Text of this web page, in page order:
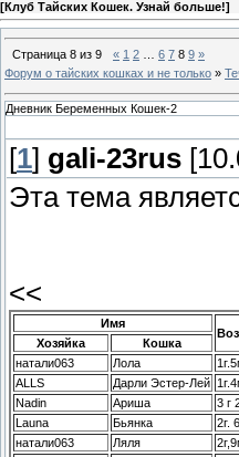
[Клуб Тайских Кошек. Узнай больше!]
Страница 8 из 9 « 1 2 6 7 8 9 »
Форум о тайских кошках и не только »
Дневник Беременных Кошек-2
[1] gali-23rus
Эта тема
<<
Имя
Хозяйка
Кошка
натали063
Лола
ALLS
Дарли Эстер-Лей
Nadin
Ариша 3 г
Launa
Бьянка 2г.
натали063
Ляля